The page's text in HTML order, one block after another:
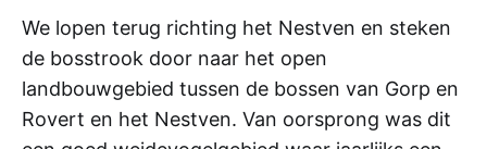
We lopen terug richting het Nestven en steken
de bosstrook door naar het open
landbouwgebied tussen de bossen van Gorp en
Rovert en het Nestven. Van oorsprong was dit